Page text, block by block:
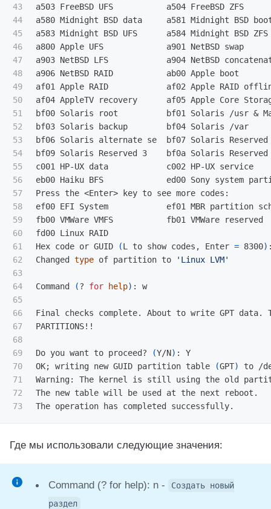
43
44
45
46
47
48
49
50
51
52
53
54
55
56
57
58
59
60
61
62
63
64
65
66
67
68
69
70
71
72
a503 FreeBSD UFS           a504 FreeBSD ZFS
a580 Midnight BSD data     a581 Midnight BSD
a583 Midnight BSD UFS      a584 Midnight BSD
a800 Apple UFS             a901 NetBSD swap
a903 NetBSD LFS            a904 NetBSD
a906 NetBSD RAID           ab00 Apple boot
af01 Apple RAID            af02 Apple RAID
af04 AppleTV recovery      af05 Apple Core
bf00 Solaris root          bf01 Solaris /usr &
bf03 Solaris backup        bf04 Solaris /var
bf06 Solaris alternate se  bf07 Solaris
bf09 Solaris Reserved 3    bf0a Solaris
c001 HP-UX data            c002 HP-UX service
eb00 Haiku BFS             ed00 Sony system
Press the <Enter> key to see more codes:
ef00 EFI System            ef01 MBR partition
fb00 VMWare VMFS           fb01 VMWare
fd00 Linux RAID
Hex code or GUID
(L to show codes, Enter = 8300)
Changed type of partition to 'Linux LVM'
Command (? for help) : w
Final checks complete. About to write GPT data.
PARTITIONS!!
Do you want to proceed? (Y/N) : Y
OK; writing new GUID partition table (GPT)
to /
Warning: The kernel is still using the old
The new table will be used at the next reboot.
Где мы использовали следующие значения:
Command (? for help): n -
Создать новый
раздел